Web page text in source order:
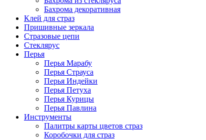
Бахрома декоративная
Клей для страз
Пришивные зеркала
Cтразовые цепи
Стеклярус
Перья
Перья Марабу
Перья Страуса
Перья Индейки
Перья Петуха
Перья Курицы
Перья Павлина
Инструменты
Палитры карты цветов страз
Коробочки для страз